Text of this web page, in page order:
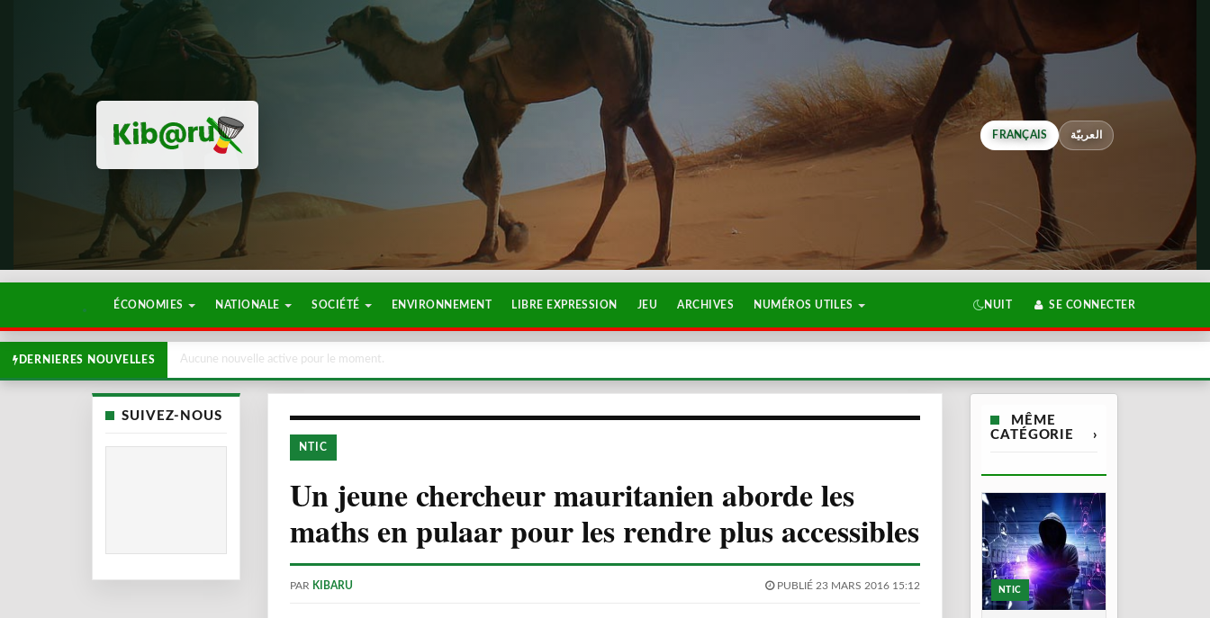
FRANÇAIS العربيّة
ÉCONOMIES NATIONALE SOCIÉTÉ ENVIRONNEMENT LIBRE EXPRESSION JEU ARCHIVES NUMÉROS UTILES NUIT SE CONNECTER
DERNIERES NOUVELLES Aucune nouvelle active pour le moment.
SUIVEZ-NOUS
NTIC
Un jeune chercheur mauritanien aborde les
maths en pulaar pour les rendre plus accessibles
PAR KIBARU PUBLIÉ 23 MARS 2016 15:12
MÊME
CATÉGORIE
›
NTIC